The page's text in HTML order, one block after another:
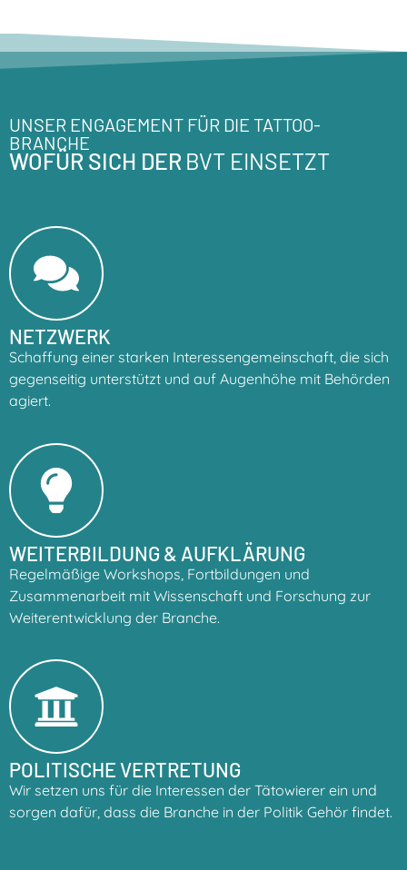
UNSER ENGAGEMENT FÜR DIE TATTOO-
BRANCHE
WOFÜR SICH DER BVT EINSETZT
NETZWERK
Schaffung einer starken Interessengemeinschaft, die sich
gegenseitig unterstützt und auf Augenhöhe mit Behörden
agiert.
WEITERBILDUNG & AUFKLÄRUNG
Regelmäßige Workshops, Fortbildungen und
Zusammenarbeit mit Wissenschaft und Forschung zur
Weiterentwicklung der Branche.
POLITISCHE VERTRETUNG
Wir setzen uns für die Interessen der Tätowierer ein und
sorgen dafür, dass die Branche in der Politik Gehör findet.